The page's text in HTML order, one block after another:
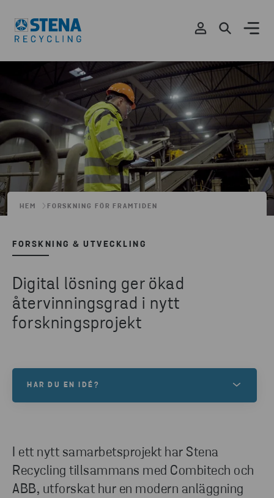
HEM FORSKNING FÖR FRAMTIDEN
FORSKNING & UTVECKLING
Digital lösning ger ökad
återvinningsgrad i nytt
forskningsprojekt
I ett nytt samarbetsprojekt har Stena
Recycling tillsammans med Combitech och
ABB, utforskat hur en modern anläggning
HAR DU EN IDÉ?
formuläret så kontaktar en av våra experter dig.
KONTAKTA OSS